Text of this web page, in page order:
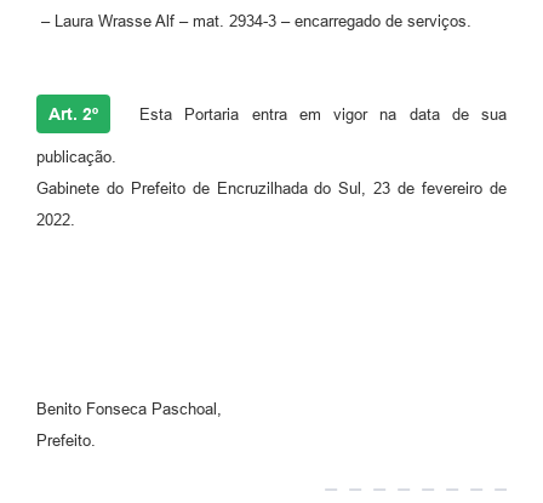
– Laura Wrasse Alf – mat. 2934-3 – encarregado de serviços.
Art. 2º Esta Portaria entra em vigor na data de sua
publicação.
Gabinete do Prefeito de Encruzilhada do Sul, 23 de fevereiro de
2022.
Benito Fonseca Paschoal,
Prefeito.